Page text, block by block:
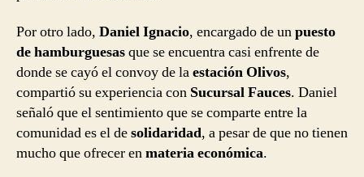
Por otro lado, Daniel Ignacio, encargado de unpuesto
de hamburguesasque se encuentra casi enfrente de
donde se cayó el convoy de laestación Olivos,
compartió su experiencia con Sucursal Fauces. Daniel
señaló que el sentimiento que se comparte entre la
comunidad es el desolidaridad, a pesar de que no tienen
mucho que ofrecer enmateria económica.